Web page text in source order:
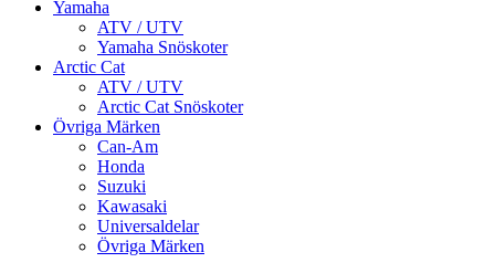
Yamaha
ATV / UTV
Yamaha Snöskoter
Arctic Cat
ATV / UTV
Arctic Cat Snöskoter
Övriga Märken
Can-Am
Honda
Suzuki
Kawasaki
Universaldelar
Övriga Märken